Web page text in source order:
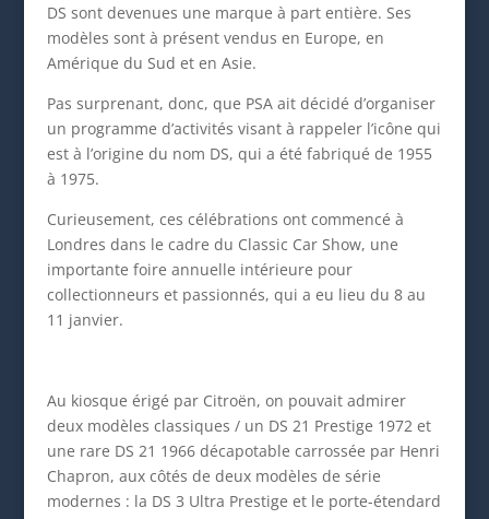
DS sont devenues une marque à part entière. Ses
modèles sont à présent vendus en Europe, en
Amérique du Sud et en Asie.
Pas surprenant, donc, que PSA ait décidé d’organiser
un programme d’activités visant à rappeler l’icône qui
est à l’origine du nom DS, qui a été fabriqué de 1955
à 1975.
Curieusement, ces célébrations ont commencé à
Londres dans le cadre du Classic Car Show, une
importante foire annuelle intérieure pour
collectionneurs et passionnés, qui a eu lieu du 8 au
11 janvier.
Au kiosque érigé par Citroën, on pouvait admirer
deux modèles classiques / un DS 21 Prestige 1972 et
une rare DS 21 1966 décapotable carrossée par Henri
Chapron, aux côtés de deux modèles de série
modernes : la DS 3 Ultra Prestige et le porte-étendard